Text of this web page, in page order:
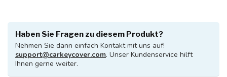
Haben Sie Fragen zu diesem Produkt?
Nehmen Sie dann einfach Kontakt mit uns auf!
support@carkeycover.com. Unser Kundenservice hilft
Ihnen gerne weiter.